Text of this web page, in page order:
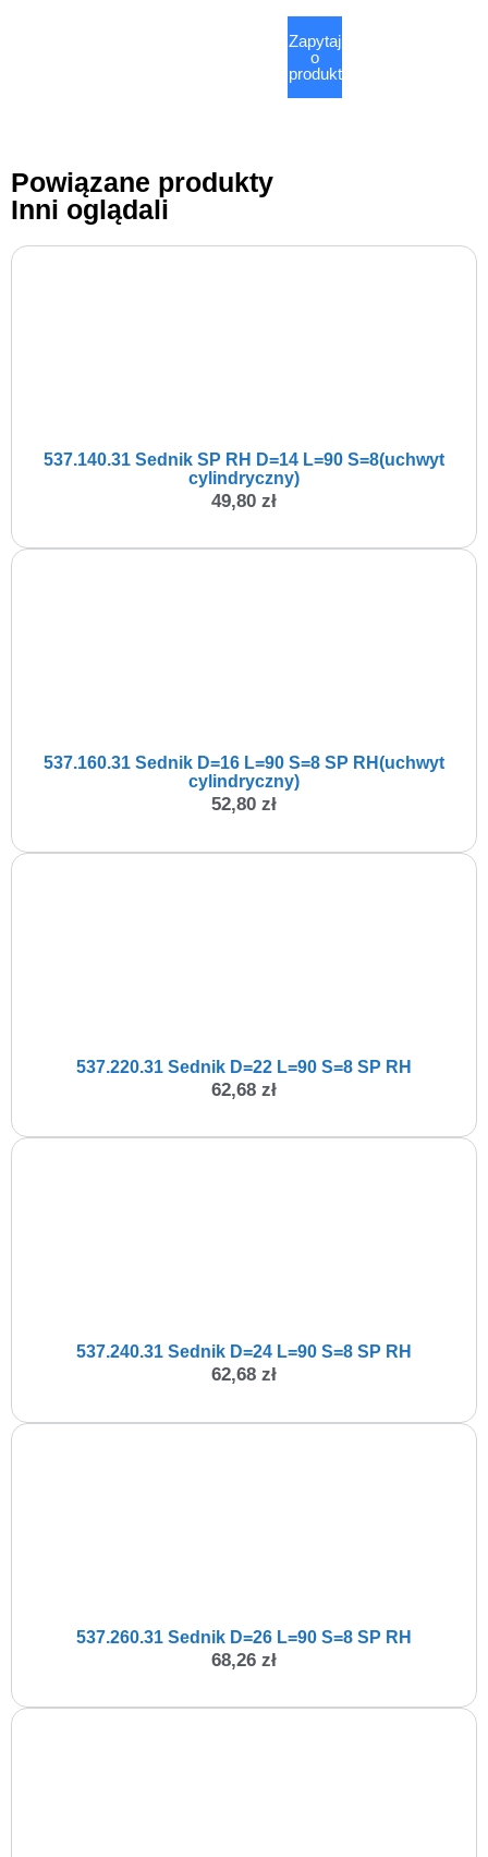
Zapytaj
o
produkt
Powiązane produkty
Inni oglądali
537.140.31 Sednik SP RH D=14 L=90 S=8(uchwyt
cylindryczny)
49,80 zł
537.160.31 Sednik D=16 L=90 S=8 SP RH(uchwyt
cylindryczny)
52,80 zł
537.220.31 Sednik D=22 L=90 S=8 SP RH
62,68 zł
537.240.31 Sednik D=24 L=90 S=8 SP RH
62,68 zł
537.260.31 Sednik D=26 L=90 S=8 SP RH
68,26 zł